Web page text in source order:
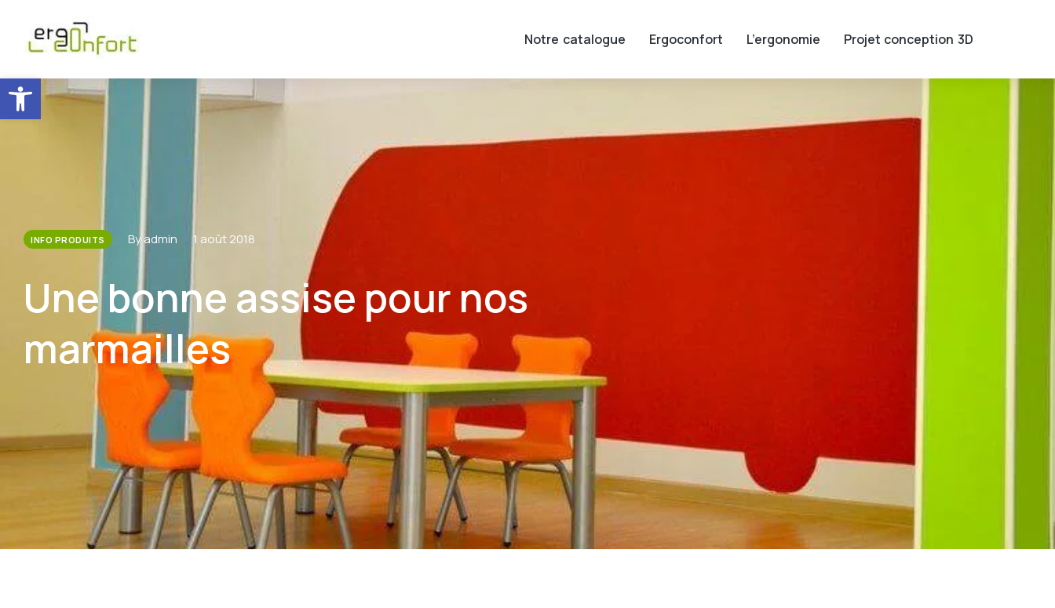
Ouvrir la barre d’outils
Notre catalogue Ergoconfort L’ergonomie Projet conception 3D
INFO PRODUITS By admin 1 août 2018
Une bonne assise pour nos
marmailles